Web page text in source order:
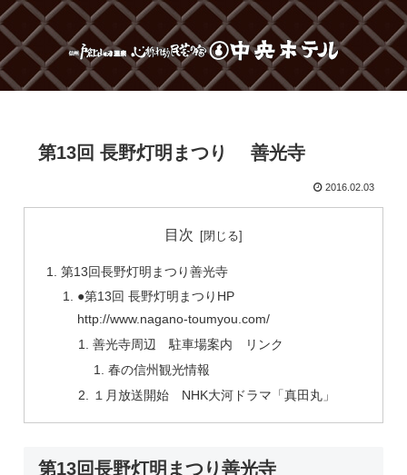
第13回 長野灯明まつり 善光寺
2016.02.03
目次
第13回長野灯明まつり善光寺
●第13回 長野灯明まつりHP
http://www.nagano-toumyou.com/
善光寺周辺 駐車場案内 リンク
春の信州観光情報
１月放送開始 NHK大河ドラマ「真田丸」
第13回長野灯明まつり善光寺